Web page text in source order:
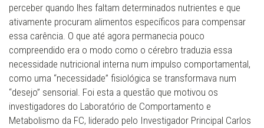
perceber quando lhes faltam determinados nutrientes e que
ativamente procuram alimentos específicos para compensar
essa carência. O que até agora permanecia pouco
compreendido era o modo como o cérebro traduzia essa
necessidade nutricional interna num impulso comportamental,
como uma “necessidade” fisiológica se transformava num
“desejo” sensorial. Foi esta a questão que motivou os
investigadores do Laboratório de Comportamento e
Metabolismo da FC, liderado pelo Investigador Principal Carlos